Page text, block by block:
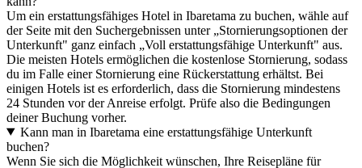
Um ein erstattungsfähiges Hotel in Ibaretama zu buchen, wähle auf
der Seite mit den Suchergebnissen unter „Stornierungsoptionen der
Unterkunft" ganz einfach „Voll erstattungsfähige Unterkunft" aus.
Die meisten Hotels ermöglichen die kostenlose Stornierung, sodass
du im Falle einer Stornierung eine Rückerstattung erhältst. Bei
einigen Hotels ist es erforderlich, dass die Stornierung mindestens
24 Stunden vor der Anreise erfolgt. Prüfe also die Bedingungen
deiner Buchung vorher.
Kann man in Ibaretama eine erstattungsfähige Unterkunft
buchen?
Wenn Sie sich die Möglichkeit wünschen, Ihre Reisepläne für